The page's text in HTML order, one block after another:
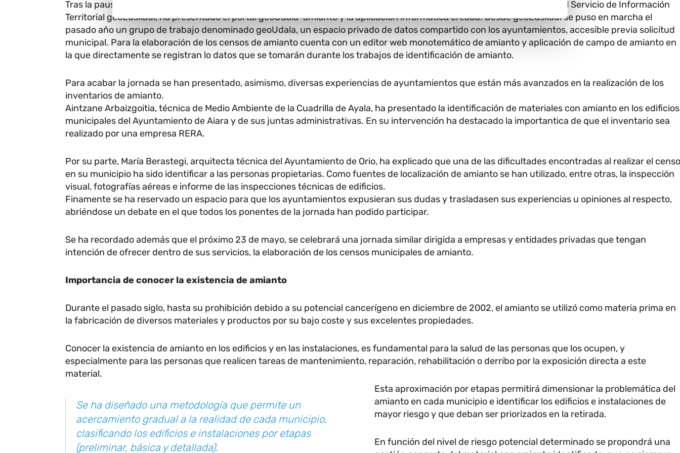
Tras la pausa, desde el Departamento de Política Territorial, Vivienda y Transportes, Juan Carlos Barroso, responsable del Servicio de Información
Territorial geoEuskadi, ha presentado el portal geoUdala-amianto y la aplicación informática creada. Desde geoEuskadi se puso en marcha el
pasado año un grupo de trabajo denominado geoUdala, un espacio privado de datos compartido con los ayuntamientos, accesible previa solicitud
municipal. Para la elaboración de los censos de amianto cuenta con un editor web monotemático de amianto y aplicación de campo de amianto en
la que directamente se registran lo datos que se tomarán durante los trabajos de identificación de amianto.
Para acabar la jornada se han presentado, asimismo, diversas experiencias de ayuntamientos que están más avanzados en la realización de los
inventarios de amianto.
Aintzane Arbaizgoitia, técnica de Medio Ambiente de la Cuadrilla de Ayala, ha presentado la identificación de materiales con amianto en los edificios
municipales del Ayuntamiento de Aiara y de sus juntas administrativas. En su intervención ha destacado la importantica de que el inventario sea
realizado por una empresa RERA.
Por su parte, María Berastegi, arquitecta técnica del Ayuntamiento de Orio, ha explicado que una de las dificultades encontradas al realizar el censo
en su municipio ha sido identificar a las personas propietarias. Como fuentes de localización de amianto se han utilizado, entre otras, la inspección
visual, fotografías aéreas e informe de las inspecciones técnicas de edificios.
Finamente se ha reservado un espacio para que los ayuntamientos expusieran sus dudas y trasladasen sus experiencias u opiniones al respecto,
abriéndose un debate en el que todos los ponentes de la jornada han podido participar.
Se ha recordado además que el próximo 23 de mayo, se celebrará una jornada similar dirigida a empresas y entidades privadas que tengan
intención de ofrecer dentro de sus servicios, la elaboración de los censos municipales de amianto.
Importancia de conocer la existencia de amianto
Durante el pasado siglo, hasta su prohibición debido a su potencial cancerígeno en diciembre de 2002, el amianto se utilizó como materia prima en
la fabricación de diversos materiales y productos por su bajo coste y sus excelentes propiedades.
Conocer la existencia de amianto en los edificios y en las instalaciones, es fundamental para la salud de las personas que los ocupen, y
especialmente para las personas que realicen tareas de mantenimiento, reparación, rehabilitación o derribo por la exposición directa a este
material.
Se ha diseñado una metodología que permite un
acercamiento gradual a la realidad de cada municipio,
clasificando los edificios e instalaciones por etapas
(preliminar, básica y detallada).
Esta aproximación por etapas permitirá dimensionar la problemática del
amianto en cada municipio e identificar los edificios e instalaciones de
mayor riesgo y que deban ser priorizados en la retirada.
En función del nivel de riesgo potencial determinado se propondrá una